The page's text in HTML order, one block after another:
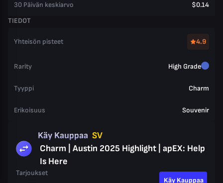
30 Päivän keskiarvo
$0.14
TIEDOT
Yhteisön pisteet 4.9
Rarity High Grade
Tyyppi Charm
Erikoisuus Souvenir
Käy Kauppaa SV
Charm | Austin 2025 Highlight | apEX: Help
Is Here
Tarjoukset
Käy Kauppaa